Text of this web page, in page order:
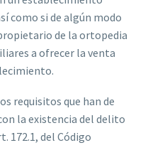
como si de algún modo
de la ortopedia
a ofrecer la venta
requisitos que han de
la existencia del delito
172.1, del Código